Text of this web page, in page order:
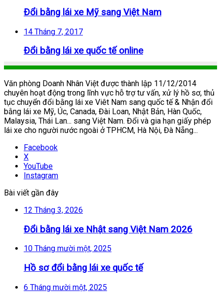
Đổi bằng lái xe Mỹ sang Việt Nam
14 Tháng 7, 2017
Đổi bằng lái xe quốc tế online
Văn phòng Doanh Nhân Việt được thành lập 11/12/2014
chuyên hoạt động trong lĩnh vực hỗ trợ tư vấn, xử lý hồ sơ, thủ
tục chuyển đổi bằng lái xe Viêt Nam sang quốc tế & Nhận đổi
bằng lái xe Mỹ, Úc, Canada, Đài Loan, Nhật Bản, Hàn Quốc,
Malaysia, Thái Lan... sang Việt Nam. Đổi và gia hạn giấy phép
lái xe cho người nước ngoài ở TPHCM, Hà Nội, Đà Nẵng...
Facebook
X
YouTube
Instagram
Bài viết gần đây
12 Tháng 3, 2026
Đổi bằng lái xe Nhật sang Việt Nam 2026
10 Tháng mười một, 2025
Hồ sơ đổi bằng lái xe quốc tế
6 Tháng mười một, 2025